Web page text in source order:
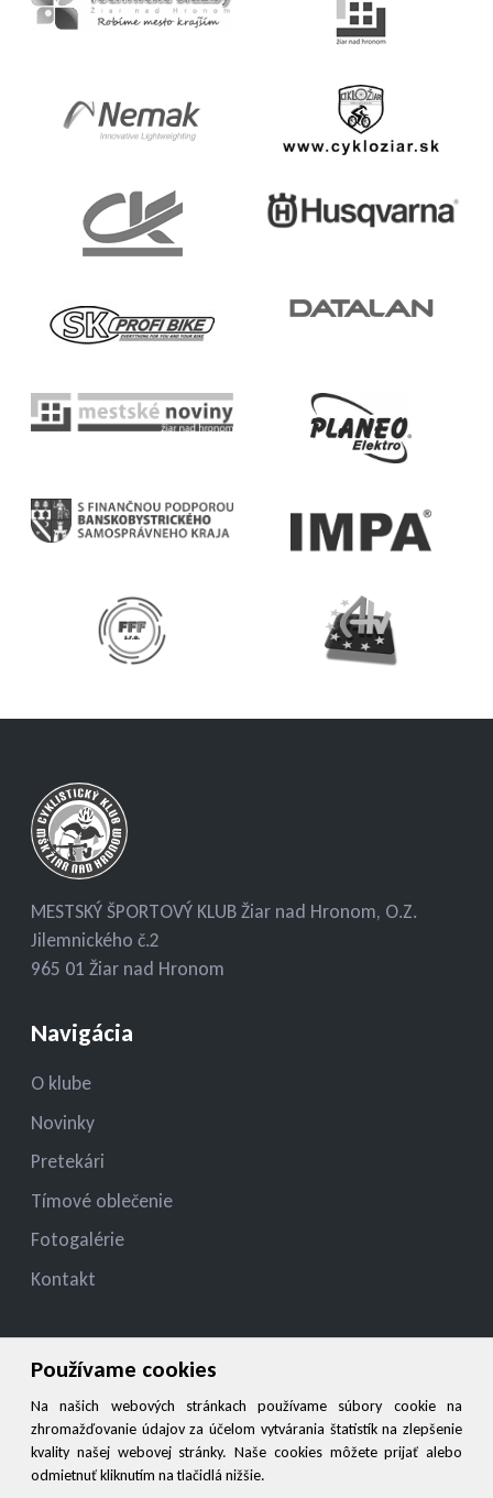
Používame cookies
Na našich webových stránkach používame súbory cookie na
zhromažďovanie údajov za účelom vytvárania štatistík na zlepšenie
kvality našej webovej stránky. Naše cookies môžete prijať alebo
odmietnuť kliknutím na tlačidlá nižšie.
MESTSKÝ ŠPORTOVÝ KLUB Žiar nad Hronom, O.Z.
Jilemnického č.2
965 01 Žiar nad Hronom
Navigácia
O klube
Novinky
Pretekári
Tímové oblečenie
Fotogalérie
Kontakt
Kontakt
jelza.jozef@gmail.com
+421 944 545 900